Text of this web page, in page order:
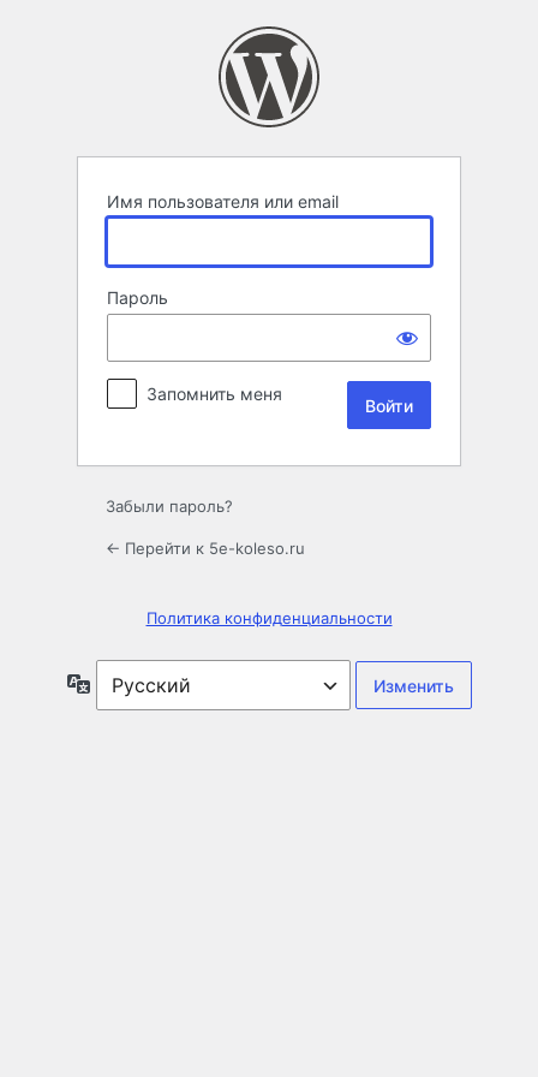
Имя пользователя или email
Пароль
Запомнить меня
Забыли пароль?
← Перейти к 5e-koleso.ru
Политика конфиденциальности
Язык